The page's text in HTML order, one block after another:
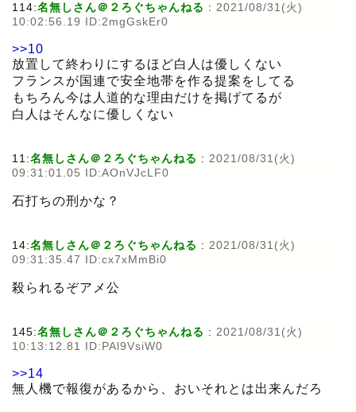
114:名無しさん＠２ろぐちゃんねる : 2021/08/31(火)
10:02:56.19 ID:2mgGskEr0
>>10
放置して終わりにするほど白人は優しくない
フランスが国連で安全地帯を作る提案をしてる
もちろん今は人道的な理由だけを掲げてるが
白人はそんなに優しくない
11:名無しさん＠２ろぐちゃんねる : 2021/08/31(火)
09:31:01.05 ID:AOnVJcLF0
石打ちの刑かな？
14:名無しさん＠２ろぐちゃんねる : 2021/08/31(火)
09:31:35.47 ID:cx7xMmBi0
殺られるぞアメ公
145:名無しさん＠２ろぐちゃんねる : 2021/08/31(火)
10:13:12.81 ID:PAl9VsiW0
>>14
無人機で報復があるから、おいそれとは出来んだろ